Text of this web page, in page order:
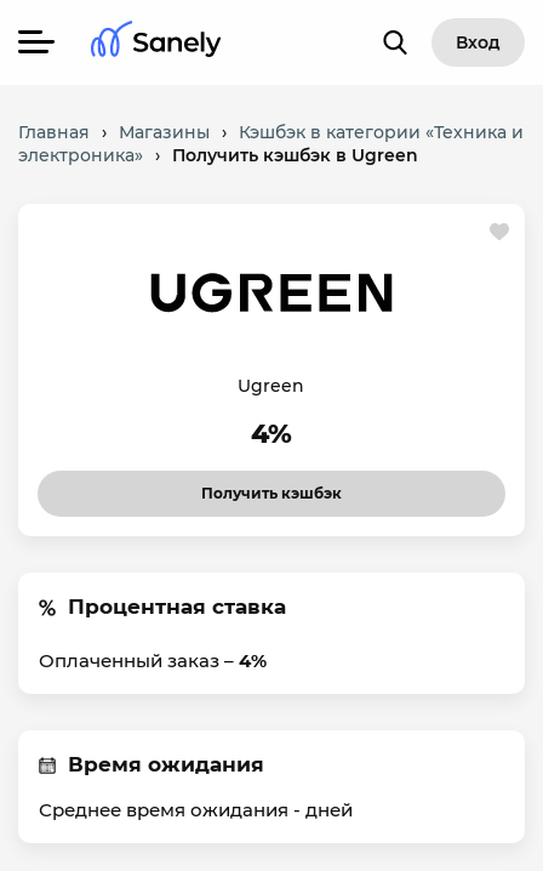
Вход
Главная › Магазины ›
Кэшбэк в категории «Техника и
электроника» › Получить кэшбэк в Ugreen
Ugreen
4%
Получить кэшбэк
Процентная ставка
Оплаченный заказ – 4%
Время ожидания
Среднее время ожидания - дней